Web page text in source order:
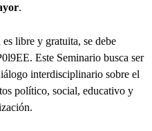
.
libre y gratuita, se debe
Este Seminario busca ser
interdisciplinario sobre el
político, social, educativo y